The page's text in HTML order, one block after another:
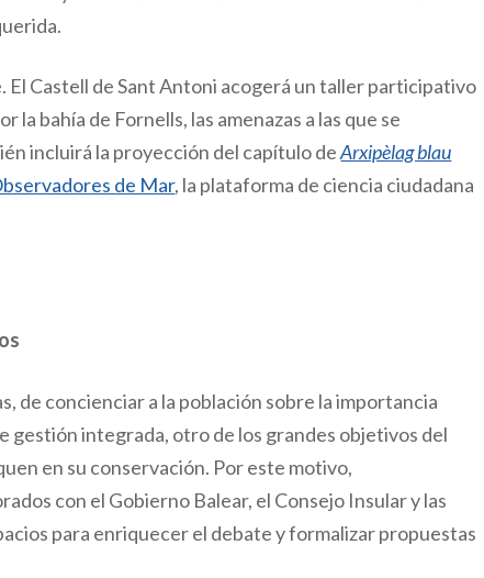
Castell de Sant Antoni acogerá un taller participativo
bahía de Fornells, las amenazas a las que se
incluirá la proyección del capítulo deArxipèlag blau
de Mar, la plataforma de ciencia ciudadana
de concienciar a la población sobre la importancia
gestión integrada, otro de los grandes objetivos del
en su conservación. Por este motivo,
con el Gobierno Balear, el Consejo Insular y las
para enriquecer el debate y formalizar propuestas